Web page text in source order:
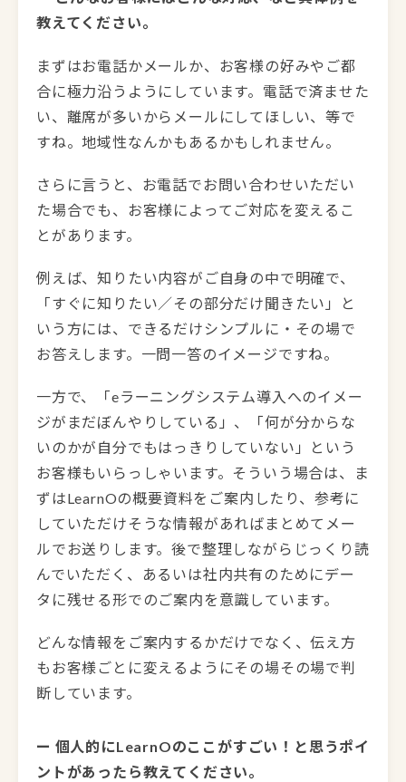
教えてください。
まずはお電話かメールか、お客様の好みやご都
合に極力沿うようにしています。電話で済ませた
い、離席が多いからメールにしてほしい、等で
すね。地域性なんかもあるかもしれません。
さらに言うと、お電話でお問い合わせいただい
た場合でも、お客様によってご対応を変えるこ
とがあります。
例えば、知りたい内容がご自身の中で明確で、
「すぐに知りたい／その部分だけ聞きたい」と
いう方には、できるだけシンプルに・その場で
お答えします。一問一答のイメージですね。
一方で、「eラーニングシステム導入へのイメー
ジがまだぼんやりしている」、「何が分からな
いのかが自分でもはっきりしていない」という
お客様もいらっしゃいます。そういう場合は、ま
ずはLearnOの概要資料をご案内したり、参考に
していただけそうな情報があればまとめてメー
ルでお送りします。後で整理しながらじっくり読
んでいただく、あるいは社内共有のためにデー
タに残せる形でのご案内を意識しています。
どんな情報をご案内するかだけでなく、伝え方
もお客様ごとに変えるようにその場その場で判
断しています。
ー 個人的にLearnOのここがすごい！と思うポイ
ントがあったら教えてください。